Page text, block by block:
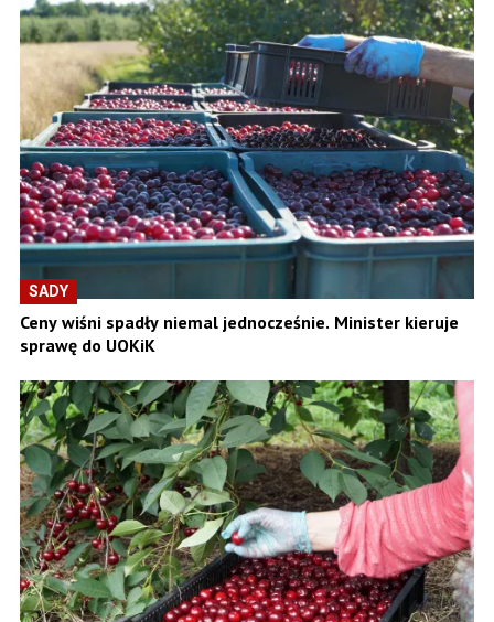
SADY
Ceny wiśni spadły niemal jednocześnie. Minister kieruje
sprawę do UOKiK